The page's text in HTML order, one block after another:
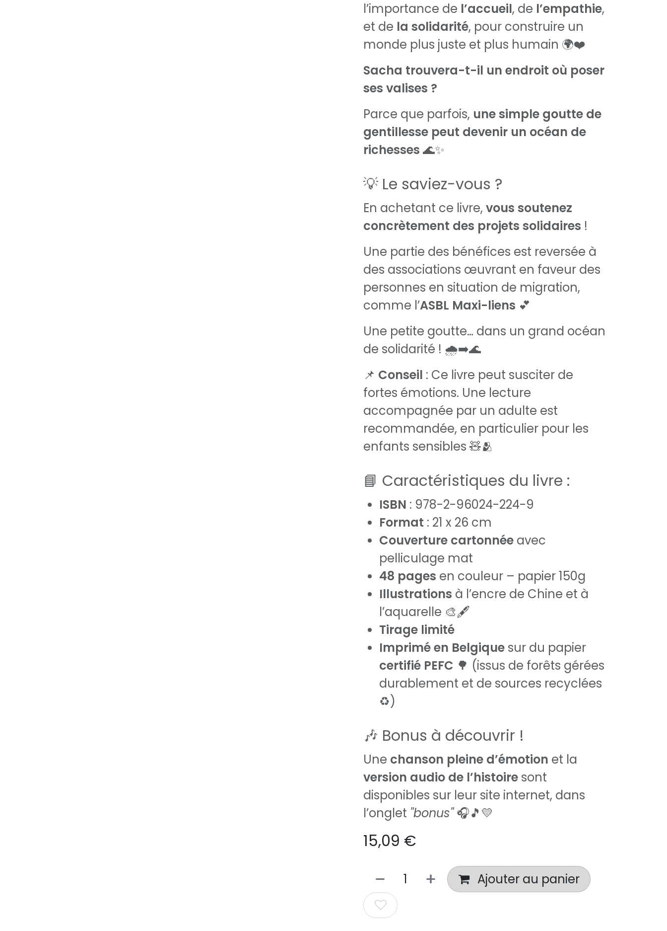
l’importance de l’accueil, de l’empathie,
et de la solidarité, pour construire un
monde plus juste et plus humain 🌍❤️
Sacha trouvera-t-il un endroit où poser
ses valises ?
Parce que parfois, une simple goutte de
gentillesse peut devenir un océan de
richesses 🌊✨
💡 Le saviez-vous ?
En achetant ce livre, vous soutenez
concrètement des projets solidaires !
Une partie des bénéfices est reversée à
des associations œuvrant en faveur des
personnes en situation de migration,
comme l’ASBL Maxi-liens 💕
Une petite goutte… dans un grand océan
de solidarité ! 🌧️➡️🌊
📌 Conseil : Ce livre peut susciter de
fortes émotions. Une lecture
accompagnée par un adulte est
recommandée, en particulier pour les
enfants sensibles 🧸🫂
📘 Caractéristiques du livre :
ISBN : 978-2-96024-224-9
Format : 21 x 26 cm
Couverture cartonnée avec
pelliculage mat
48 pages en couleur – papier 150g
Illustrations à l’encre de Chine et à
l’aquarelle 🎨🖋️
Tirage limité
Imprimé en Belgique sur du papier
certifié PEFC 🌳 (issus de forêts gérées
durablement et de sources recyclées
♻️)
🎶 Bonus à découvrir !
Une chanson pleine d’émotion et la
version audio de l’histoire sont
disponibles sur leur site internet, dans
l’onglet "bonus"🎧🎵💛
15,09 €
Ajouter au panier